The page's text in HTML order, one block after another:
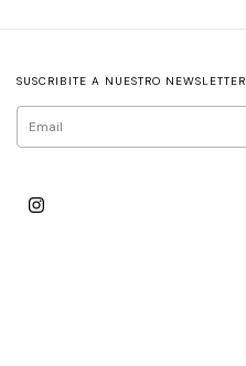
SUSCRIBITE A NUESTRO NEWSLETTER